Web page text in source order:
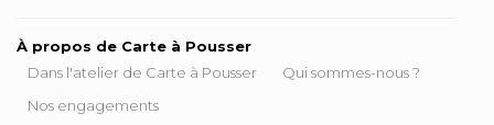
À propos de Carte à Pousser
Dans l'atelier de Carte à Pousser
Qui sommes-nous ?
Nos engagements